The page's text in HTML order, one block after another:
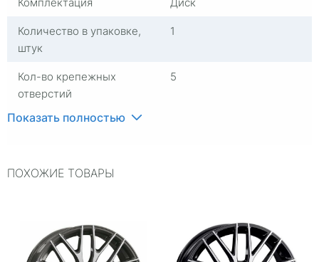
Количество в упаковке,
штук
1
Кол-во крепежных
отверстий
5
Группа
Диаметр расположения
Посадочный диаметр
Сверловка
5*114,3
Показать полностью
ПОХОЖИЕ ТОВАРЫ